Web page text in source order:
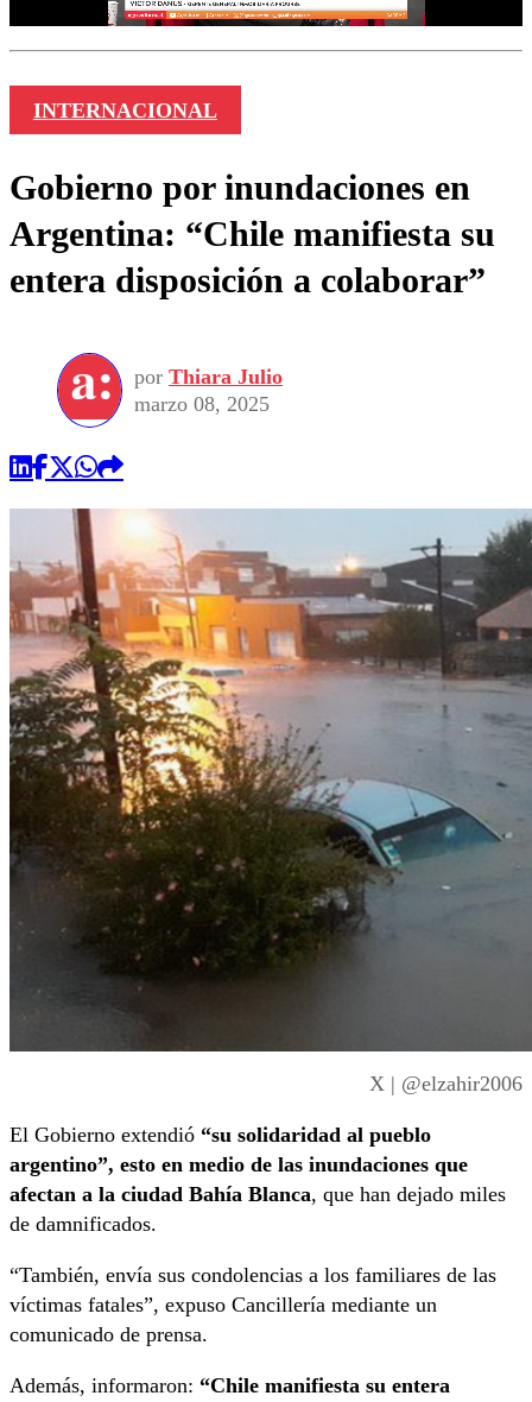
INTERNACIONAL
Gobierno por inundaciones en
Argentina: “Chile manifiesta su
entera disposición a colaborar”
por Thiara Julio
marzo 08, 2025
X | @elzahir2006
El Gobierno extendió “su solidaridad al pueblo
argentino”, esto en medio de las inundaciones que
afectan a la ciudad Bahía Blanca, que han dejado miles
de damnificados.
“También, envía sus condolencias a los familiares de las
víctimas fatales”, expuso Cancillería mediante un
comunicado de prensa.
Además, informaron: “Chile manifiesta su entera